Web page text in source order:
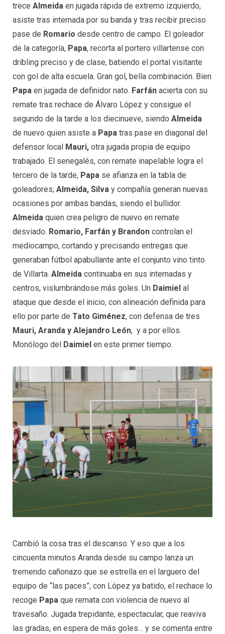
trece Almeida en jugada rápida de extremo izquierdo,
asiste tras internada por su banda y tras recibir preciso
pase de Romario desde centro de campo. El goleador
de la categoría, Papa, recorta al portero villartense con
dribling preciso y de clase, batiendo el portal visitante
con gol de alta escuela. Gran gol, bella combinación. Bien
Papa en jugada de definidor nato. Farfán acierta con su
remate tras rechace de Álvaro López y consigue el
segundo de la tarde a los diecinueve, siendo Almeida
de nuevo quien asiste a Papa tras pase en diagonal del
defensor local Mauri, otra jugada propia de equipo
trabajado. El senegalés, con remate inapelable logra el
tercero de la tarde, Papa se afianza en la tabla de
goleadores; Almeida, Silva y compañía generan nuevas
ocasiones por ambas bandas, siendo el bullidor.
Almeida quien crea peligro de nuevo en remate
desviado. Romario, Farfán y Brandon controlan el
mediocampo, cortando y precisando entregas que
generaban fútbol apabullante ante el conjunto vino tinto
de Villarta. Almeida continuaba en sus internadas y
centros, vislumbrándose más goles. Un Daimiel al
ataque que desde el inicio, con alineación definida para
ello por parte de Tato Giménez, con defensa de tres
Mauri, Aranda y Alejandro León, y a por ellos.
Monólogo del Daimiel en este primer tiempo.
Cambió la cosa tras el descanso. Y eso que a los
cincuenta minutos Aranda desde su campo lanza un
tremendo cañonazo que se estrella en el larguero del
equipo de “las paces”, con López ya batido, el rechace lo
recoge Papa que remata con violencia de nuevo al
travesaño. Jugada trepidante, espectacular, que reaviva
las gradas, en espera de más goles… y se comenta entre